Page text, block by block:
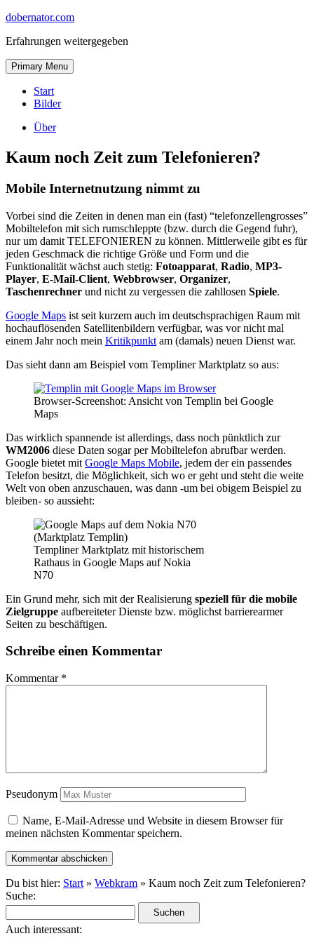
Skip
content
dobernator.com
Erfahrungen weitergegeben
Primary Menu Skip
to
Start
Bilder
Über
Kaum noch Zeit zum Telefonieren?
Mobile Internetnutzung nimmt zu
Vorbei sind die Zeiten in denen man ein (fast) “telefonzellengrosses”
Mobiltelefon mit sich rumschleppte (bzw. durch die Gegend fuhr),
nur um damit TELEFONIEREN zu können. Mittlerweile gibt es für
jeden Geschmack die richtige Größe und Form und die
Funktionalität wächst auch stetig: Fotoapparat, Radio, MP3-
Player, E-Mail-Client, Webbrowser, Organizer,
Taschenrechner und nicht zu vergessen die zahllosen Spiele.
Google Maps ist seit kurzem auch im deutschsprachigen Raum mit
hochauflösenden Satellitenbildern verfügbar, was vor nicht mal
einem Jahr noch mein Kritikpunkt am (damals) neuen Dienst war.
Das sieht dann am Beispiel vom Templiner Marktplatz so aus:
Browser-Screenshot: Ansicht von Templin bei Google
Maps
Das wirklich spannende ist allerdings, dass noch pünktlich zur
WM2006 diese Daten sogar per Mobiltelefon abrufbar werden.
Google bietet mit Google Maps Mobile, jedem der ein passendes
Telefon besitzt, die Möglichkeit, sich wo er geht und steht die weite
Welt von oben anzuschauen, was dann -um bei obigem Beispiel zu
bleiben- so aussieht:
Templiner Marktplatz mit historischem
Rathaus in Google Maps auf Nokia
N70
Ein Grund mehr, sich mit der Realisierung speziell für die mobile
Zielgruppe aufbereiteter Dienste bzw. möglichst barrierearmer
Seiten zu beschäftigen.
Schreibe einen Kommentar
Kommentar *
Pseudonym
Name, E-Mail-Adresse und Website in diesem Browser für
meinen nächsten Kommentar speichern.
Du bist hier: Start » Webkram » Kaum noch Zeit zum Telefonieren?
Suche:
Auch interessant: